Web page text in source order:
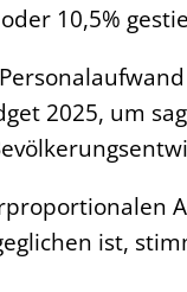
10,5%
2025, um
ist,